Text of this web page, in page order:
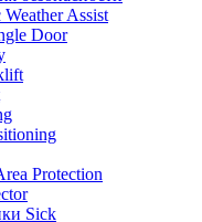
Assist
Door
Protection
Sick